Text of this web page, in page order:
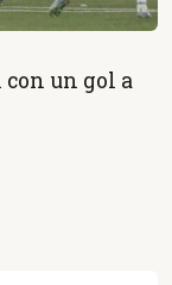
con un gol a